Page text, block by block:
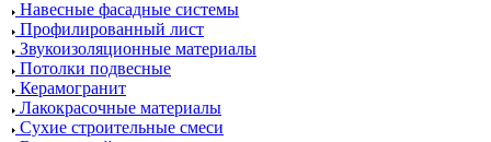
Навесные фасадные системы
Профилированный лист
Звукоизоляционные материалы
Потолки подвесные
Керамогранит
Лакокрасочные материалы
Сухие строительные смеси